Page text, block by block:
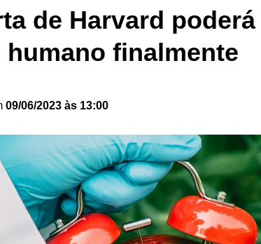
de Harvard
finalmente
09/06/2023 às 13:00